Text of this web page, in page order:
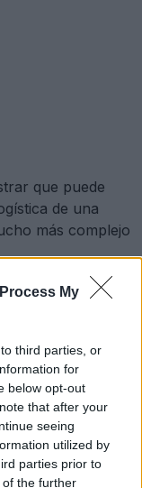
My
third parties, or
for
below opt-out
that after your
seeing
utilized by
parties prior to
the further
que puede
de una
más complejo
también
unan pronto a las
alternativa más
de una